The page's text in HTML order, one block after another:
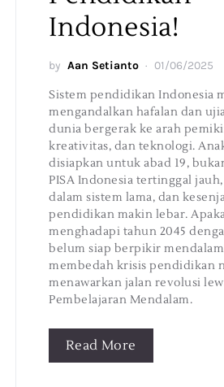
Indonesia!
by Aan Setianto 01/06/2025
Sistem pendidikan Indonesia
mengandalkan hafalan dan
dunia bergerak ke arah
kreativitas, dan teknologi.
disiapkan untuk abad 19,
PISA Indonesia tertinggal
dalam sistem lama, dan
pendidikan makin lebar.
menghadapi tahun 2045
belum siap berpikir
membedah krisis pendidikan
menawarkan jalan revolusi
Pembelajaran Mendalam.
Read More